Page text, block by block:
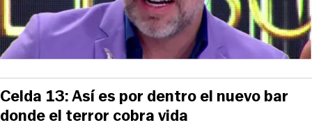
Celda 13: Así es por dentro el nuevo bar
donde el terror cobra vida